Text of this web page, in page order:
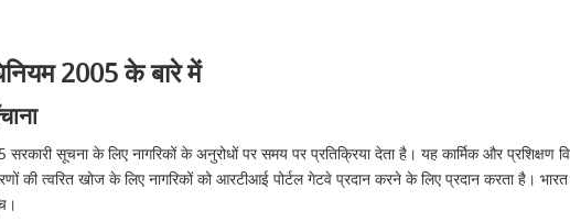
2005 के बारे में
सूचना के लिए नागरिकों के अनुरोधों पर समय पर प्रतिक्रिया देता है। यह कार्मिक और प्रशिक्षण
की त्वरित खोज के लिए नागरिकों को आरटीआई पोर्टल गेटवे प्रदान करने के लिए प्रदान करता है।